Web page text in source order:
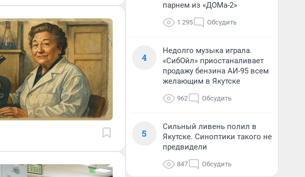
парнем из «ДОМа-2»
1 295 Обсудить
4
Недолго музыка играла.
«СибОйл» приостаналивает
продажу бензина АИ-95 всем
желающим в Якутске
962 Обсудить
5
Сильный ливень полил в
Якутске. Синоптики такого не
предвидели
847 Обсудить